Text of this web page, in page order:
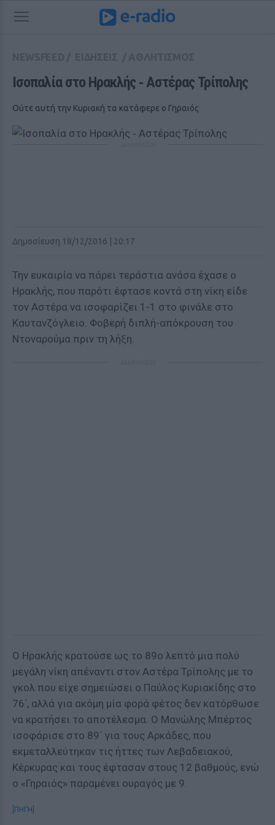
Ισοπαλία στο Ηρακλής ‑ Αστέρας Τρίπολης
Ούτε αυτή την Κυριακή τα κατάφερε ο Γηραιός
Δημοσίευση 18/12/2016 | 20:17
Την ευκαιρία να πάρει τεράστια ανάσα έχασε ο
Ηρακλής, που παρότι έφτασε κοντά στη νίκη είδε
τον Αστέρα να ισοφαρίζει 1-1 στο φινάλε στο
Καυτανζόγλειο. Φοβερή διπλή-απόκρουση του
Ντοναρούμα πριν τη λήξη.
Ο Ηρακλής κρατούσε ως το 89ο λεπτό μια πολύ
μεγάλη νίκη απέναντι στον Αστέρα Τρίπολης με το
γκολ που είχε σημειώσει ο Παύλος Κυριακίδης στο
76΄, αλλά για ακόμη μία φορά φέτος δεν κατόρθωσε
να κρατήσει το αποτέλεσμα. Ο Μανώλης Μπέρτος
ισοφάρισε στο 89΄ για τους Αρκάδες, που
εκμεταλλεύτηκαν τις ήττες των Λεβαδειακού,
Κέρκυρας και τους έφτασαν στους 12 βαθμούς, ενώ
ο «Γηραιός» παραμένει ουραγός με 9.
[ΠΗΓΗ]